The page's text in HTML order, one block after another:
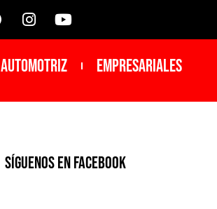
Automotriz Empresariales
SíGUENOS EN FACEBOOK